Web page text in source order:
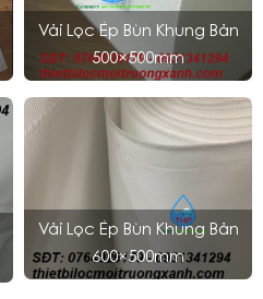
Vải Lọc Ép Bùn Khung Bản
500×500mm
Vải Lọc Ép Bùn Khung Bản
600×500mm